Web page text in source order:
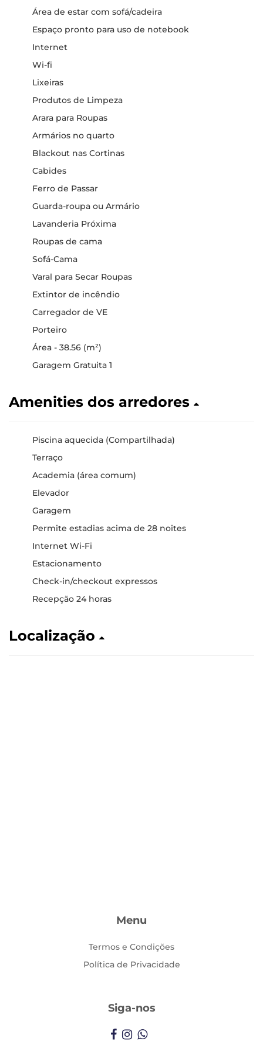
Área de estar com sofá/cadeira
Espaço pronto para uso de notebook
Internet
Wi-fi
Lixeiras
Produtos de Limpeza
Arara para Roupas
Armários no quarto
Blackout nas Cortinas
Cabides
Ferro de Passar
Guarda-roupa ou Armário
Lavanderia Próxima
Roupas de cama
Sofá-Cama
Varal para Secar Roupas
Extintor de incêndio
Carregador de VE
Porteiro
Área - 38.56 (m²)
Garagem Gratuita 1
Amenities dos arredores
Piscina aquecida (Compartilhada)
Terraço
Academia (área comum)
Elevador
Garagem
Permite estadias acima de 28 noites
Internet Wi-Fi
Estacionamento
Check-in/checkout expressos
Recepção 24 horas
Localização
Menu
Termos e Condições
Política de Privacidade
Siga-nos